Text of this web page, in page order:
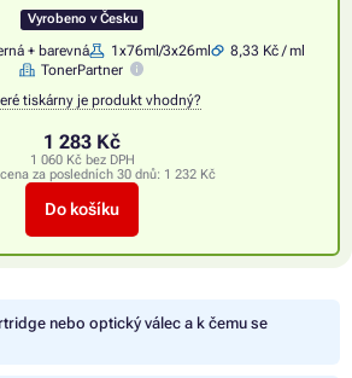
Vyrobeno v Česku
+ barevná 1x76ml/3x26ml
8,33 Kč / ml
TonerPartner
tiskárny je produkt vhodný?
1 283 Kč
1 060 Kč bez DPH
za posledních 30 dnů: 1 232 Kč
Do košíku
nebo optický válec a k čemu se